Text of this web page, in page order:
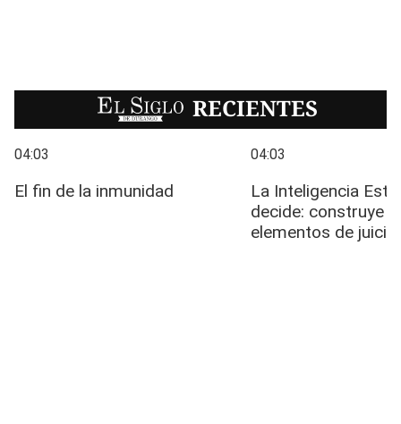
EL SIGLO RECIENTES